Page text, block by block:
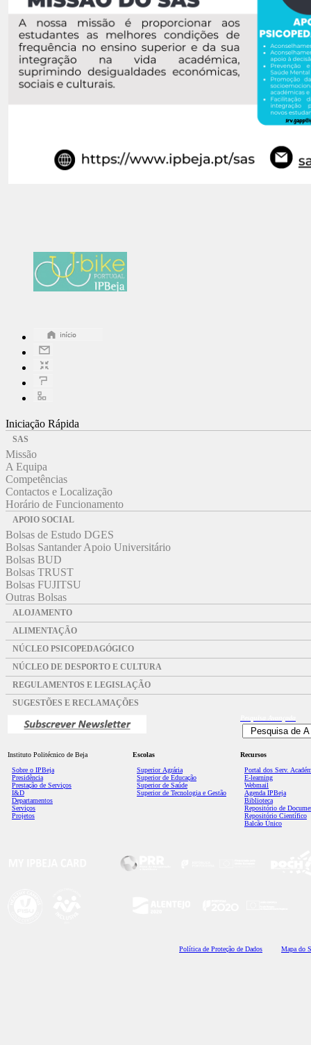
Iniciação Rápida
SAS
Missão
A Equipa
Competências
Contactos e Localização
Horário de Funcionamento
APOIO SOCIAL
Bolsas de Estudo DGES
Bolsas Santander Apoio Universitário
Bolsas BUD
Bolsas TRUST
Bolsas FUJITSU
Outras Bolsas
ALOJAMENTO
ALIMENTAÇÃO
NÚCLEO PSICOPEDAGÓGICO
NÚCLEO DE DESPORTO E CULTURA
REGULAMENTOS E LEGISLAÇÃO
SUGESTÕES E RECLAMAÇÕES
Instituto Politécnico de Beja
Sobre o IPBeja
Presidência
Prestação de Serviços
I&D
Departamentos
Serviços
Projetos
Escolas
Superior Agrária
Superior de Educação
Superior de Saúde
Superior de Tecnologia e Gestão
Recursos
Portal dos Serv.
E-learning
Webmail
Agenda IPBeja
Biblioteca
Repositório de
Repositório Científico
Balcão Único
Política de Proteção de Dados Mapa do